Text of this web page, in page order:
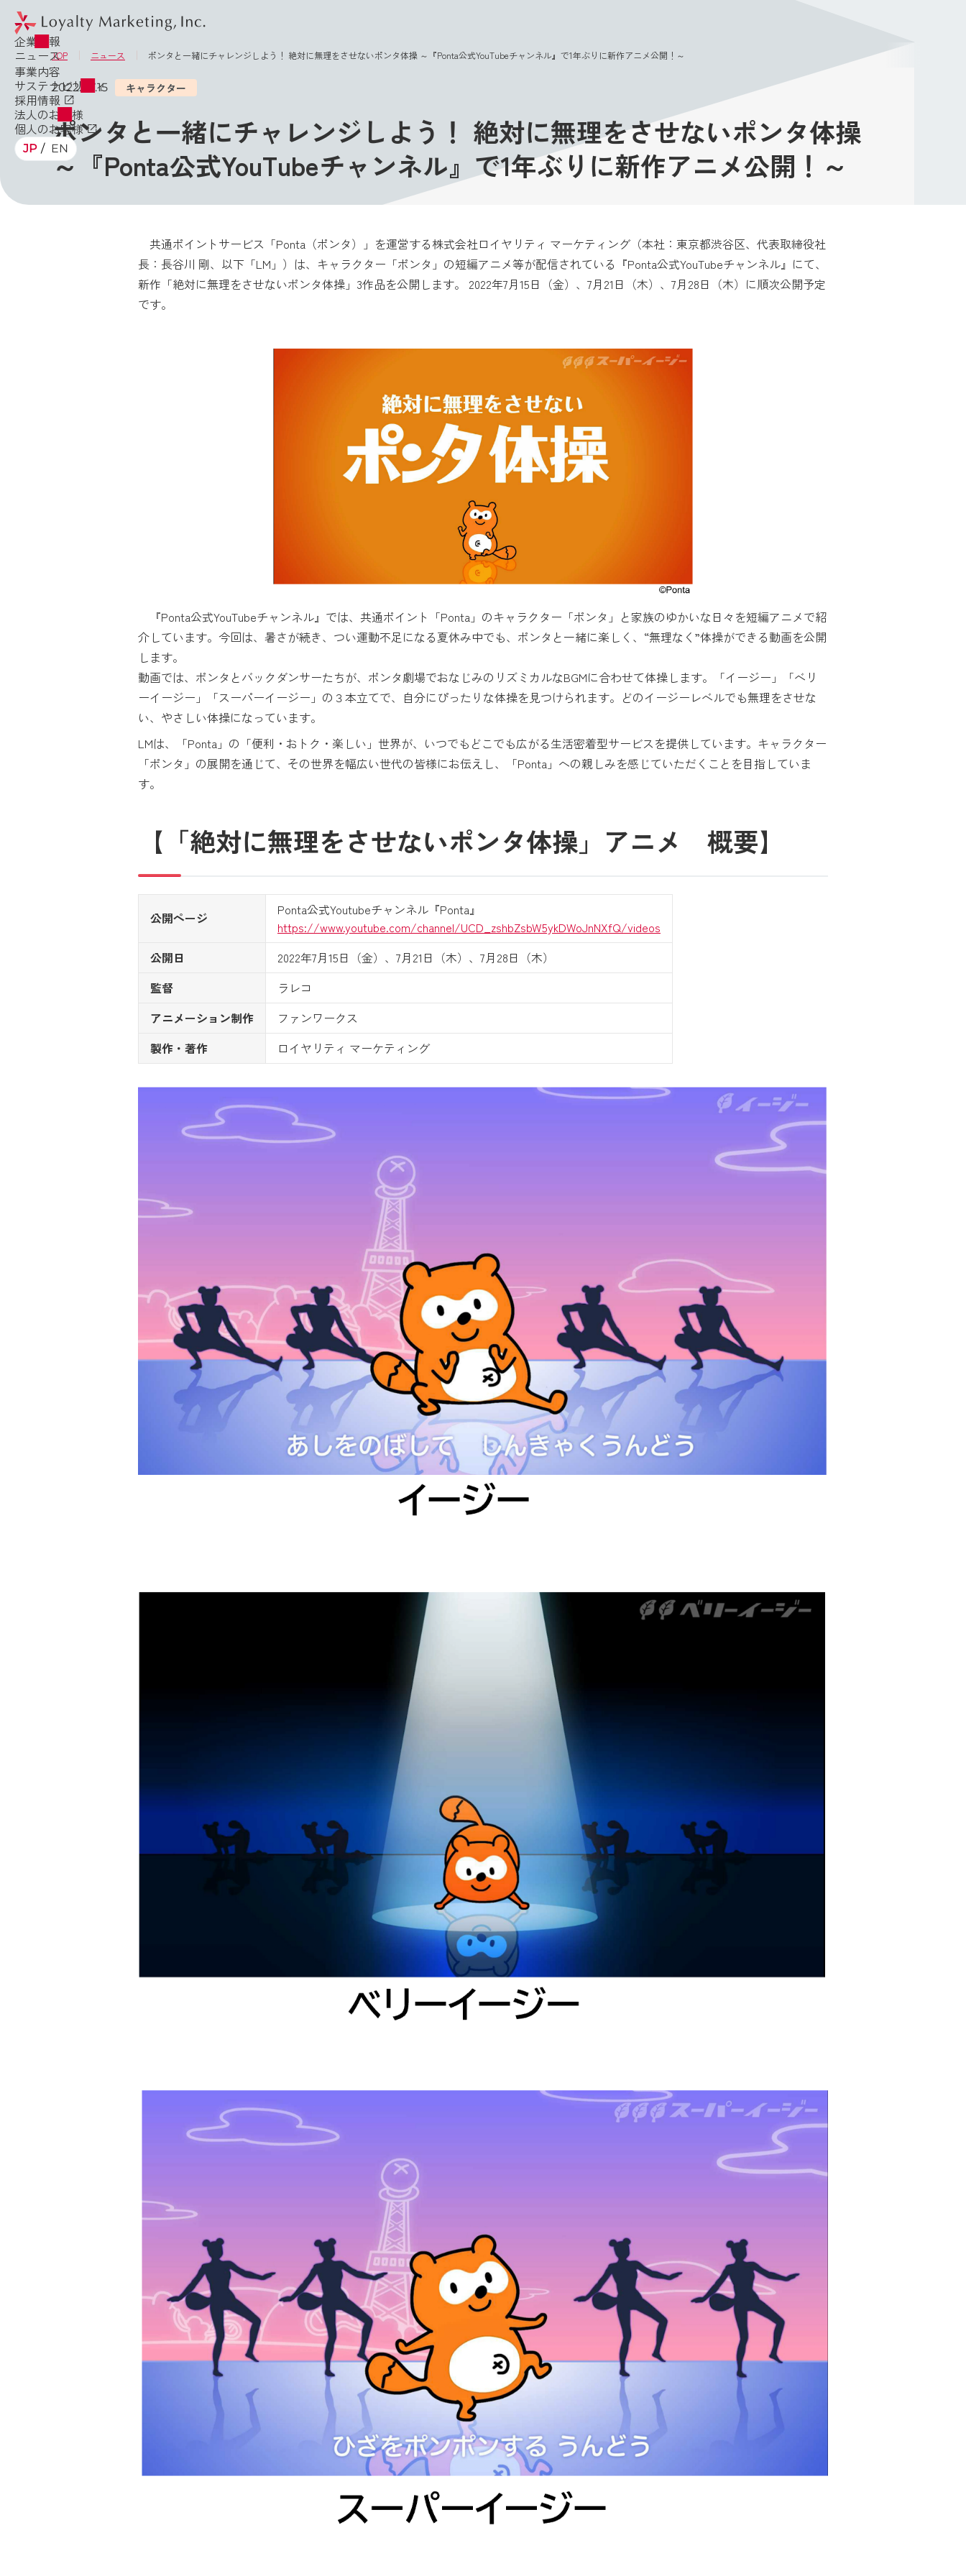
企業情報
ニュース
事業内容
サステナビリティ
採用情報
法人のお客様
個人のお客様
JP EN
TOP ニュース ポンタと一緒にチャレンジしよう！ 絶対に無理をさせないポンタ体操 ～『Ponta公式YouTubeチャンネル』で1年ぶりに新作アニメ公開！～
2022.07.15 キャラクター
ポンタと一緒にチャレンジしよう！ 絶対に無理をさせないポンタ体操
～『Ponta公式YouTubeチャンネル』で1年ぶりに新作アニメ公開！～
共通ポイントサービス「Ponta（ポンタ）」を運営する株式会社ロイヤリティ マーケティング（本社：東京都渋谷区、代表取締役社
長：長谷川 剛、以下「LM」）は、キャラクター「ポンタ」の短編アニメ等が配信されている『Ponta公式YouTubeチャンネル』にて、
新作「絶対に無理をさせないポンタ体操」3作品を公開します。 2022年7月15日（金）、7月21日（木）、7月28日（木）に順次公開予定
です。
『Ponta公式YouTubeチャンネル』では、共通ポイント「Ponta」のキャラクター「ポンタ」と家族のゆかいな日々を短編アニメで紹
介しています。今回は、暑さが続き、つい運動不足になる夏休み中でも、ポンタと一緒に楽しく、“無理なく”体操ができる動画を公開
します。
動画では、ポンタとバックダンサーたちが、ポンタ劇場でおなじみのリズミカルなBGMに合わせて体操します。「イージー」「ベリ
ーイージー」「スーパーイージー」の３本立てで、自分にぴったりな体操を見つけられます。どのイージーレベルでも無理をさせな
い、やさしい体操になっています。
LMは、「Ponta」の「便利・おトク・楽しい」世界が、いつでもどこでも広がる生活密着型サービスを提供しています。キャラクター
「ポンタ」の展開を通じて、その世界を幅広い世代の皆様にお伝えし、「Ponta」への親しみを感じていただくことを目指していま
す。
【「絶対に無理をさせないポンタ体操」アニメ 概要】
公開ページ
Ponta公式Youtubeチャンネル『Ponta』
https://www.youtube.com/channel/UCD_zshbZsbW5ykDWoJnNXfQ/videos
公開日
2022年7月15日（金）、7月21日（木）、7月28日（木）
監督
ラレコ
アニメーション制作
ファンワークス
製作・著作
ロイヤリティ マーケティング